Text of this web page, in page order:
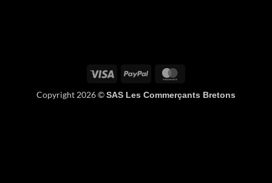
Visa PayPal
Copyright 2026 ©SAS Les Commerçants Bretons